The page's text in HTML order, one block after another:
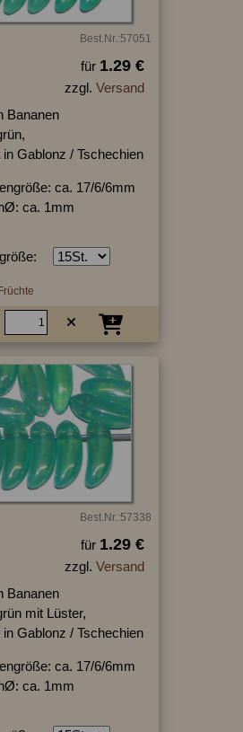
Best.Nr.:57051
für 1.29 €
zzgl. Versand
Bananen
in Gablonz / Tschechien
ca. 17/6/6mm
ca. 1mm
Best.Nr.:57338
für 1.29 €
zzgl. Versand
Bananen
mit Lüster,
in Gablonz / Tschechien
ca. 17/6/6mm
ca. 1mm